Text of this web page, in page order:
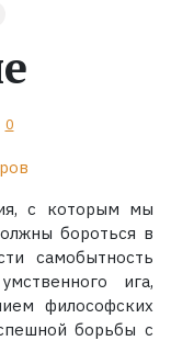
0
с которым мы
бороться в
самобытность
ига,
философских
борьбы с